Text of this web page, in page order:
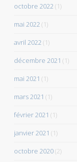
octobre 2022 (1)
mai 2022 (1)
avril 2022 (1)
décembre 2021 (1)
mai 2021 (1)
mars 2021 (1)
février 2021 (1)
janvier 2021 (1)
octobre 2020(2)